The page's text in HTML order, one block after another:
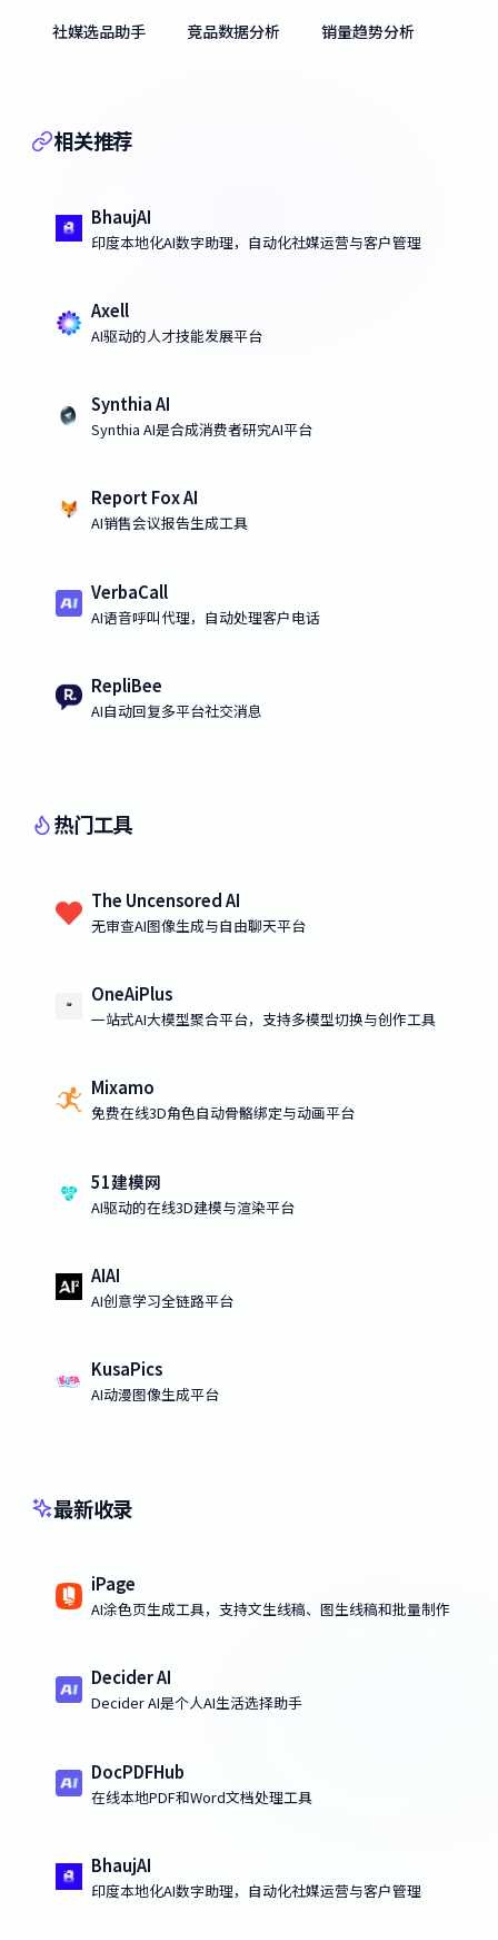
社媒选品助手
竞品数据分析 销量趋势分析
相关推荐
BhaujAI
印度本地化AI数字助理，自动化社媒运营与客户管理
Axell
AI驱动的人才技能发展平台
Synthia AI
Synthia AI是合成消费者研究AI平台
Report Fox AI
AI销售会议报告生成工具
VerbaCall
AI语音呼叫代理，自动处理客户电话
RepliBee
AI自动回复多平台社交消息
热门工具
The Uncensored AI
无审查AI图像生成与自由聊天平台
OneAiPlus
一站式AI大模型聚合平台，支持多模型切换与创作工具
Mixamo
免费在线3D角色自动骨骼绑定与动画平台
51建模网
AI驱动的在线3D建模与渲染平台
AIAI
AI创意学习全链路平台
KusaPics
AI动漫图像生成平台
最新收录
iPage
AI涂色页生成工具，支持文生线稿、图生线稿和批量制作
Decider AI
Decider AI是个人AI生活选择助手
DocPDFHub
在线本地PDF和Word文档处理工具
BhaujAI
印度本地化AI数字助理，自动化社媒运营与客户管理